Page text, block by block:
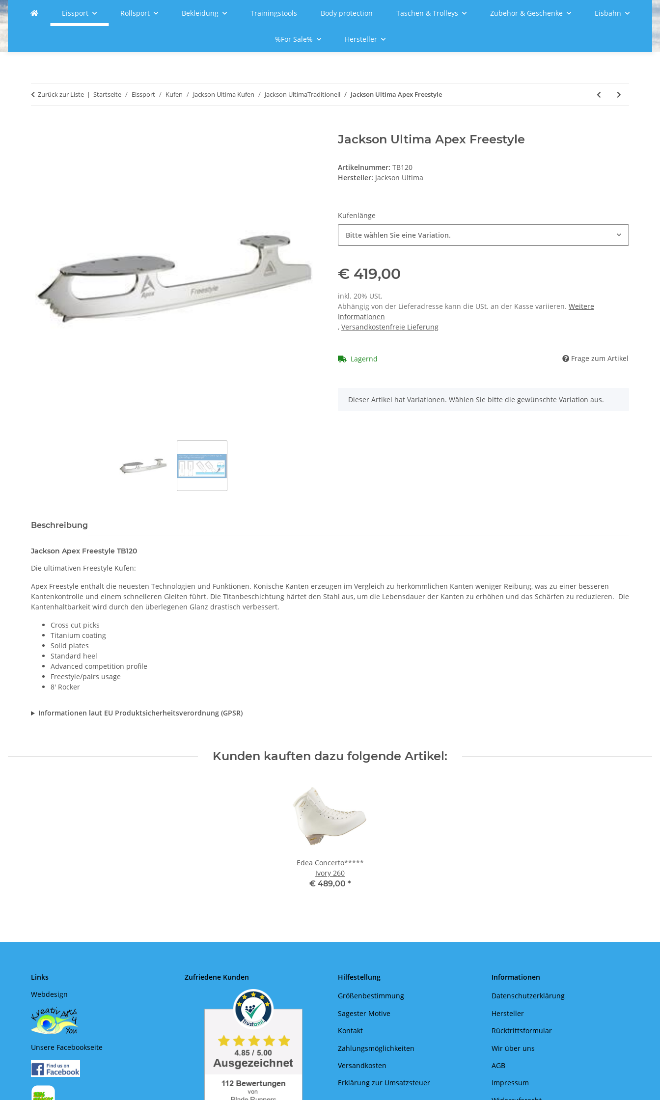
Eissport Rollsport Bekleidung Trainingstools Body protection Taschen & Trolleys Zubehör & Geschenke Eisbahn
%For Sale% Hersteller
Zurück zur Liste Startseite Eissport Kufen Jackson Ultima Kufen Jackson UltimaTraditionell Jackson Ultima Apex Freestyle
Jackson Ultima Apex Freestyle
Artikelnummer: TB120
Hersteller: Jackson Ultima
Kufenlänge
Bitte wählen Sie eine Variation.
€ 419,00
inkl. 20% USt.
Abhängig von der Lieferadresse kann die USt. an der Kasse variieren. Weitere
Informationen
, Versandkostenfreie Lieferung
Lagernd Frage zum Artikel
x
Dieser Artikel hat Variationen. Wählen Sie bitte die gewünschte Variation aus.
Beschreibung
Jackson Apex Freestyle TB120
Die ultimativen Freestyle Kufen:
Apex Freestyle enthält die neuesten Technologien und Funktionen. Konische Kanten erzeugen im Vergleich zu herkömmlichen Kanten weniger Reibung, was zu einer besseren
Kantenkontrolle und einem schnelleren Gleiten führt. Die Titanbeschichtung härtet den Stahl aus, um die Lebensdauer der Kanten zu erhöhen und das Schärfen zu reduzieren. Die
Kantenhaltbarkeit wird durch den überlegenen Glanz drastisch verbessert.
Cross cut picks
Titanium coating
Solid plates
Standard heel
Advanced competition profile
Freestyle/pairs usage
8' Rocker
Informationen laut EU Produktsicherheitsverordnung (GPSR)
Kunden kauften dazu folgende Artikel:
Edea Concerto*****
Ivory 260
€ 489,00 *
Links
Webdesign
Unsere Facebookseite
Zufriedene Kunden Hilfestellung
Größenbestimmung
Sagester Motive
Kontakt
Zahlungsmöglichkeiten
Versandkosten
Erklärung zur Umsatzsteuer
Informationen
Datenschutzerklärung
Hersteller
Rücktrittsformular
Wir über uns
AGB
Impressum